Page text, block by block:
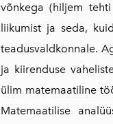
võn­kega (hiljem
liikumist ja seda,
teadusvaldkonnale.
ja kiirenduse
ülim matemaatiline
Matemaatilise